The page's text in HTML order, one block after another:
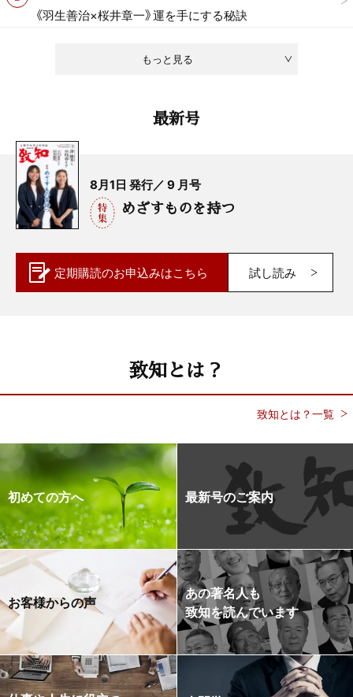
もっと見る
《羽生善治×桜井章一》運を手にする秘訣
最新号
8月1日 発行／ 9 月号
めざすものを持つ
定期購読のお申込みはこちら 試し読み
致知とは？
致知とは？一覧
初めての方へ 最新号のご案内
お客様からの声
あの著名人も
致知を読んでいます